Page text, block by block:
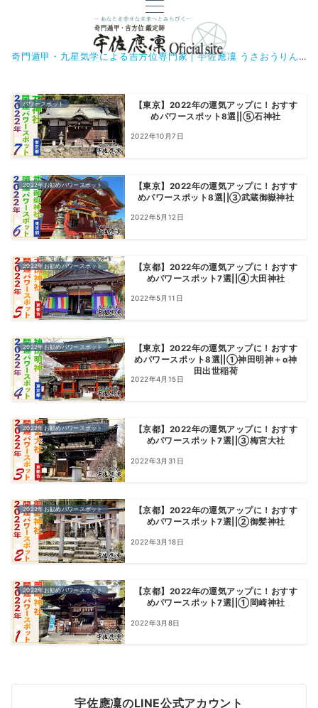
奇門遁甲・九星気学による吉方位専門家｜宇佐應凜 うさおうりん
パワースポット
【東京】2022年の運気アップに！おすす
めパワースポット8選||⑤石神社
2022年10月7日
2022年お勧めパワースポット
【東京】2022年の運気アップに！おすす
めパワースポット8選||③武蔵御嶽神社
2022年5月12日
2022年お勧めパワースポット
【京都】2022年の運気アップに！おすす
めパワースポット7選||④大田神社
2022年5月11日
2022年お勧めパワースポット
【東京】2022年の運気アップに！おすす
めパワースポット8選||①神田明神＋α神
田出世稲荷
2022年4月15日
2022年お勧めパワースポット
【京都】2022年の運気アップに！おすす
めパワースポット7選||③梅宮大社
2022年3月31日
2022年お勧めパワースポット
【京都】2022年の運気アップに！おすす
めパワースポット7選||②御髪神社
2022年3月18日
2022年お勧めパワースポット
【京都】2022年の運気アップに！おすす
めパワースポット7選||①岡崎神社
2022年3月8日
宇佐應凜のLINE公式アカウント